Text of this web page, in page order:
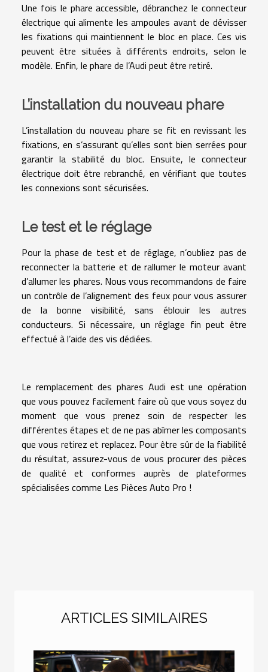
Une fois le phare accessible, débranchez le connecteur
électrique qui alimente les ampoules avant de dévisser
les fixations qui maintiennent le bloc en place. Ces vis
peuvent être situées à différents endroits, selon le
modèle. Enfin, le phare de l’Audi peut être retiré.
L’installation du nouveau phare
L’installation du nouveau phare se fit en revissant les
fixations, en s’assurant qu’elles sont bien serrées pour
garantir la stabilité du bloc. Ensuite, le connecteur
électrique doit être rebranché, en vérifiant que toutes
les connexions sont sécurisées.
Le test et le réglage
Pour la phase de test et de réglage, n’oubliez pas de
reconnecter la batterie et de rallumer le moteur avant
d’allumer les phares. Nous vous recommandons de faire
un contrôle de l’alignement des feux pour vous assurer
de la bonne visibilité, sans éblouir les autres
conducteurs. Si nécessaire, un réglage fin peut être
effectué à l’aide des vis dédiées.
Le remplacement des phares Audi est une opération
que vous pouvez facilement faire où que vous soyez du
moment que vous prenez soin de respecter les
différentes étapes et de ne pas abîmer les composants
que vous retirez et replacez. Pour être sûr de la fiabilité
du résultat, assurez-vous de vous procurer des pièces
de qualité et conformes auprès de plateformes
spécialisées comme Les Pièces Auto Pro !
ARTICLES SIMILAIRES